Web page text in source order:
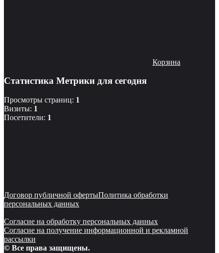
Корзина
Статистика Метрики для сегодня
Просмотры страниц: 1
Визиты: 1
Посетители: 1
Договор публичной офертыПолитика обработки
персональных данных
Согласие на обработку персональных данных
Согласие на получение информационной и рекламной
рассылки
© Все права защищены.